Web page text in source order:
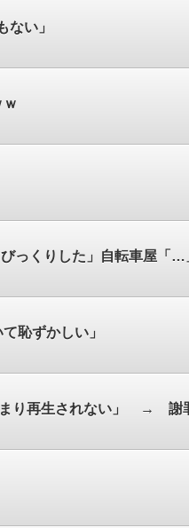
ない」
びっくりした」自転車屋
恥ずかしい」
まり再生されない」 →